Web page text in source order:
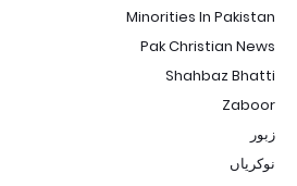
Minorities In Pakistan
Pak Christian News
Shahbaz Bhatti
Zaboor
زبور
نوکریاں